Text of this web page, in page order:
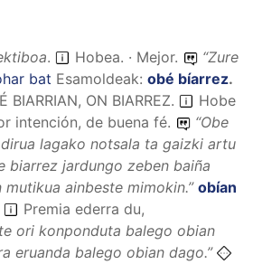
. Hobea. · Mejor. “Zure
bat Esamoldeak: obé bíarrez.
BIARRIAN, ON BIARREZ.
Hobe
intención, de buena fé.
“Obe
lagako notsala ta gaizki artu
biarrez jardungo zeben baiña
ainbeste mimokin.” obían
Premia ederra du,
ori konponduta balego obian
eruanda balego obian dago.”